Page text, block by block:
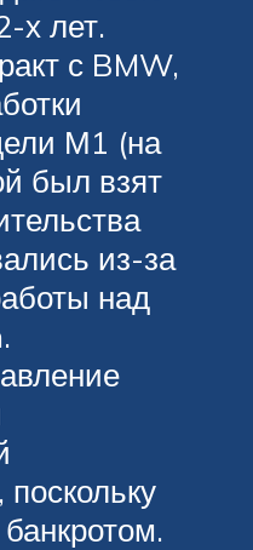
х лет.
с BMW,
М1 (на
был взят
из-за
над